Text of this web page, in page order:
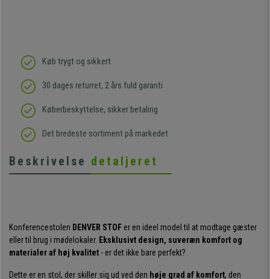
Køb trygt og sikkert
30 dages returret, 2 års fuld garanti
Køberbeskyttelse, sikker betaling
Det bredeste sortiment på markedet
Beskrivelse detaljeret
Konferencestolen DENVER STOF er en ideel model til at modtage gæster
eller til brug i mødelokaler. Eksklusivt design, suveræn komfort og
materialer af høj kvalitet - er det ikke bare perfekt?
Dette er en stol, der skiller sig ud ved den høje grad af komfort, den